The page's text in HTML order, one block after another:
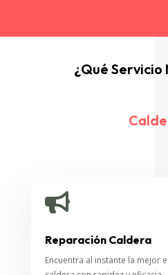
¿Qué Servicio

Reparación Caldera
Encuentra al instante la mejor